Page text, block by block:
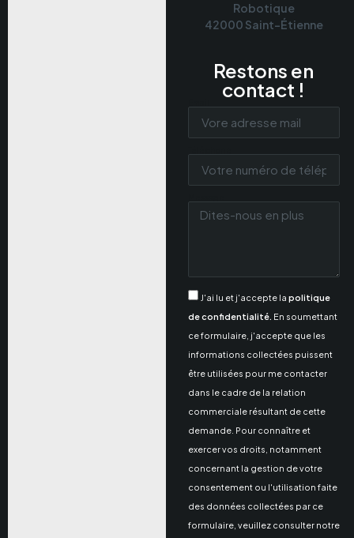
Robotique
42000 Saint-Étienne
Restons en
contact !
J'ai lu et j'accepte la politique
de confidentialité. En soumettant
ce formulaire, j'accepte que les
informations collectées puissent
être utilisées pour me contacter
dans le cadre de la relation
commerciale résultant de cette
demande. Pour connaître et
exercer vos droits, notamment
concernant la gestion de votre
consentement ou l'utilisation faite
des données collectées par ce
formulaire, veuillez consulter notre